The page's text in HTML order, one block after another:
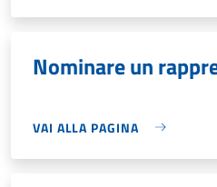
Nominare un
VAI ALLA PAGINA